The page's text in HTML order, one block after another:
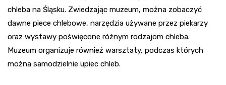
chleba na Śląsku. Zwiedzając muzeum, można zobaczyć
dawne piece chlebowe, narzędzia używane przez piekarzy
oraz wystawy poświęcone różnym rodzajom chleba.
Muzeum organizuje również warsztaty, podczas których
można samodzielnie upiec chleb.